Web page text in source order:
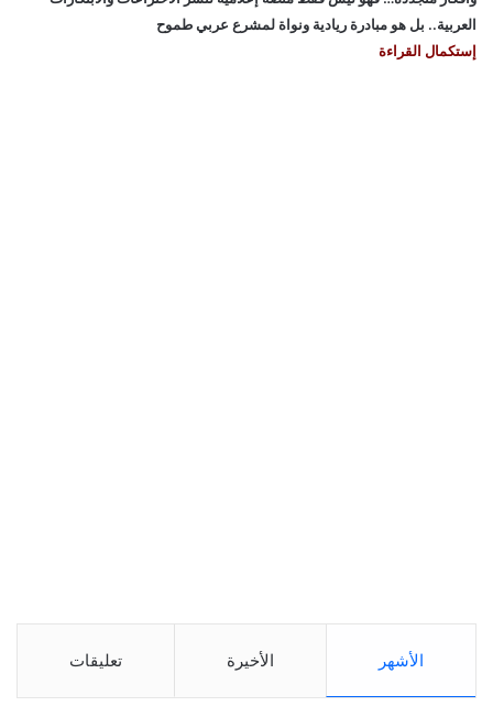
العربية.. بل هو مبادرة ريادية ونواة لمشرع عربي طموح
إستكمال القراءة
الأشهر الأخيرة تعليقات